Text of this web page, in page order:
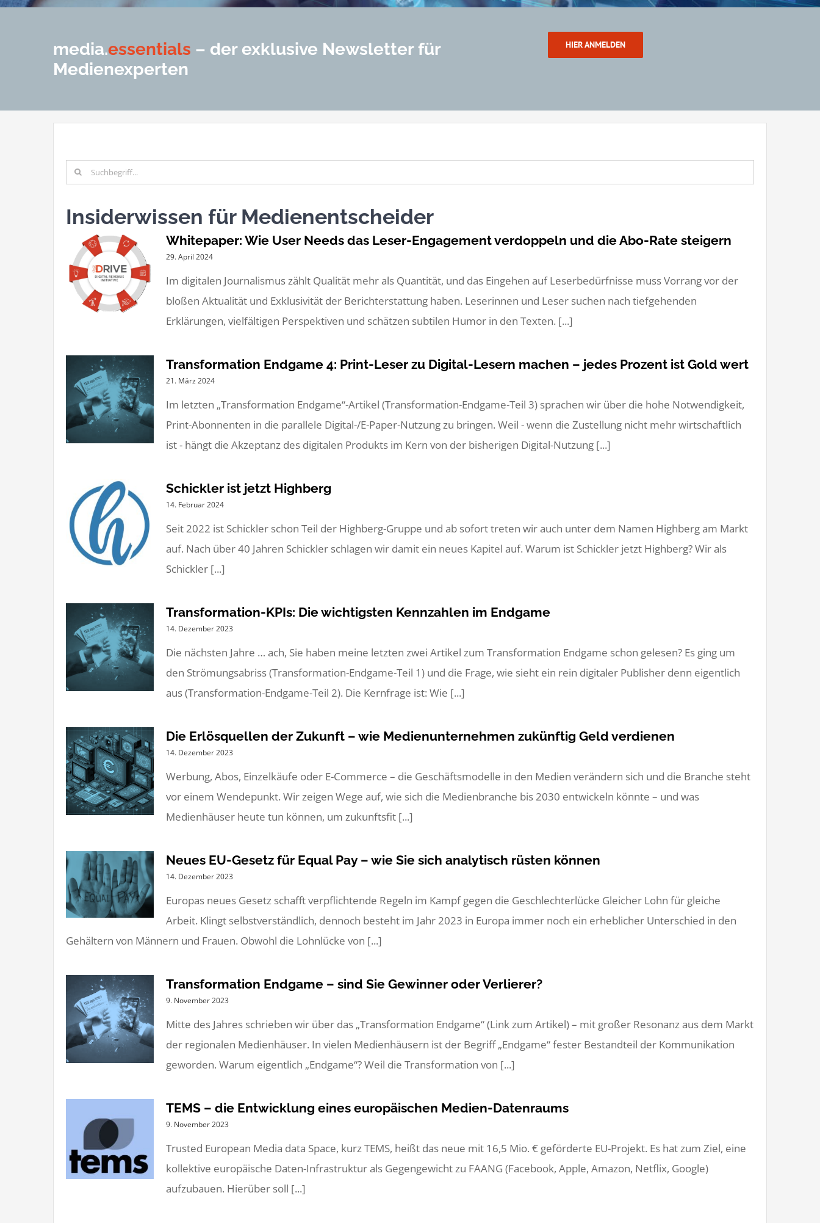
media.essentials – der exklusive Newsletter für
Medienexperten
HIER ANMELDEN
Suche
nach:
Insiderwissen für Medienentscheider
Whitepaper: Wie User Needs das Leser-Engagement verdoppeln und die Abo-Rate steigern
29. April 2024
Im digitalen Journalismus zählt Qualität mehr als Quantität, und das Eingehen auf Leserbedürfnisse muss Vorrang vor der
bloßen Aktualität und Exklusivität der Berichterstattung haben. Leserinnen und Leser suchen nach tiefgehenden
Erklärungen, vielfältigen Perspektiven und schätzen subtilen Humor in den Texten. [...]
Transformation Endgame 4: Print-Leser zu Digital-Lesern machen – jedes Prozent ist Gold wert
21. März 2024
Im letzten „Transformation Endgame“-Artikel (Transformation-Endgame-Teil 3) sprachen wir über die hohe Notwendigkeit,
Print-Abonnenten in die parallele Digital-/E-Paper-Nutzung zu bringen. Weil - wenn die Zustellung nicht mehr wirtschaftlich
ist - hängt die Akzeptanz des digitalen Produkts im Kern von der bisherigen Digital-Nutzung [...]
Schickler ist jetzt Highberg
14. Februar 2024
Seit 2022 ist Schickler schon Teil der Highberg-Gruppe und ab sofort treten wir auch unter dem Namen Highberg am Markt
auf. Nach über 40 Jahren Schickler schlagen wir damit ein neues Kapitel auf. Warum ist Schickler jetzt Highberg? Wir als
Schickler [...]
Transformation-KPIs: Die wichtigsten Kennzahlen im Endgame
14. Dezember 2023
Die nächsten Jahre … ach, Sie haben meine letzten zwei Artikel zum Transformation Endgame schon gelesen? Es ging um
den Strömungsabriss (Transformation-Endgame-Teil 1) und die Frage, wie sieht ein rein digitaler Publisher denn eigentlich
aus (Transformation-Endgame-Teil 2). Die Kernfrage ist: Wie [...]
Die Erlösquellen der Zukunft – wie Medienunternehmen zukünftig Geld verdienen
14. Dezember 2023
Werbung, Abos, Einzelkäufe oder E-Commerce – die Geschäftsmodelle in den Medien verändern sich und die Branche steht
vor einem Wendepunkt. Wir zeigen Wege auf, wie sich die Medienbranche bis 2030 entwickeln könnte – und was
Medienhäuser heute tun können, um zukunftsfit [...]
Neues EU-Gesetz für Equal Pay – wie Sie sich analytisch rüsten können
14. Dezember 2023
Europas neues Gesetz schafft verpflichtende Regeln im Kampf gegen die Geschlechterlücke Gleicher Lohn für gleiche
Arbeit. Klingt selbstverständlich, dennoch besteht im Jahr 2023 in Europa immer noch ein erheblicher Unterschied in den
Gehältern von Männern und Frauen. Obwohl die Lohnlücke von [...]
Transformation Endgame – sind Sie Gewinner oder Verlierer?
9. November 2023
Mitte des Jahres schrieben wir über das „Transformation Endgame“ (Link zum Artikel) – mit großer Resonanz aus dem Markt
der regionalen Medienhäuser. In vielen Medienhäusern ist der Begriff „Endgame“ fester Bestandteil der Kommunikation
geworden. Warum eigentlich „Endgame“? Weil die Transformation von [...]
TEMS – die Entwicklung eines europäischen Medien-Datenraums
9. November 2023
Trusted European Media data Space, kurz TEMS, heißt das neue mit 16,5 Mio. € geförderte EU-Projekt. Es hat zum Ziel, eine
kollektive europäische Daten-Infrastruktur als Gegengewicht zu FAANG (Facebook, Apple, Amazon, Netflix, Google)
aufzubauen. Hierüber soll [...]